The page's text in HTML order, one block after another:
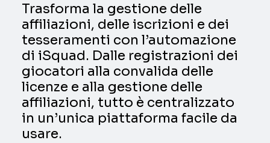
Trasforma la gestione delle
affiliazioni, delle iscrizioni e dei
tesseramenti con l’automazione
di iSquad. Dalle registrazioni dei
giocatori alla convalida delle
licenze e alla gestione delle
affiliazioni, tutto è centralizzato
in un’unica piattaforma facile da
usare.